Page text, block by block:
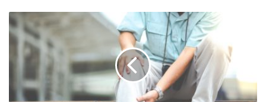
hekimus. +Çölyak, gluten tüketiminden sonra ince
bağırsakta ortaya çıkan bağışıklık reaksiyonudur. Zamanla
bu bağışıklık yanıtı ince bağırsağın yüzeyindeki hücreleri
bozar ve bu hücrelerin bozulması da bir emilim
bozukluğuna yol açmaktadır. Gluten buğday, arpa ve
çavdarın içinde bulunmaktadır. Bazı ilaçlarda, takviye